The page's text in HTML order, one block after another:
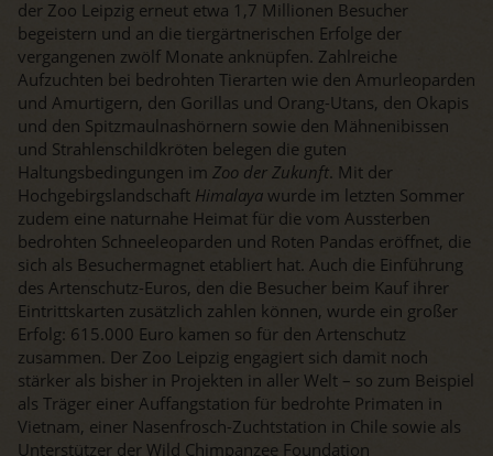
der Zoo Leipzig erneut etwa 1,7 Millionen Besucher
begeistern und an die tiergärtnerischen Erfolge der
vergangenen zwölf Monate anknüpfen. Zahlreiche
Aufzuchten bei bedrohten Tierarten wie den Amurleoparden
und Amurtigern, den Gorillas und Orang-Utans, den Okapis
und den Spitzmaulnashörnern sowie den Mähnenibissen
und Strahlenschildkröten belegen die guten
Haltungsbedingungen im Zoo der Zukunft. Mit der
Hochgebirgslandschaft Himalaya wurde im letzten Sommer
zudem eine naturnahe Heimat für die vom Aussterben
bedrohten Schneeleoparden und Roten Pandas eröffnet, die
sich als Besuchermagnet etabliert hat. Auch die Einführung
des Artenschutz-Euros, den die Besucher beim Kauf ihrer
Eintrittskarten zusätzlich zahlen können, wurde ein großer
Erfolg: 615.000 Euro kamen so für den Artenschutz
zusammen. Der Zoo Leipzig engagiert sich damit noch
stärker als bisher in Projekten in aller Welt – so zum Beispiel
als Träger einer Auffangstation für bedrohte Primaten in
Vietnam, einer Nasenfrosch-Zuchtstation in Chile sowie als
Unterstützer der Wild Chimpanzee Foundation